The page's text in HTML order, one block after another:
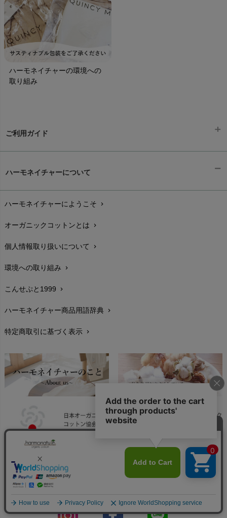
ハーモネイチャーの環境への
取り組み
ご利用ガイド
配送と送料chevron_right
在庫状況と発送予定chevron_right
サイズ・寸法chevron_right
生地・素材chevron_right
お手入れについて
レビューを書こうchevron_right
返品交換chevron_right
FAXでのご注文
お問い合わせchevron_right
ハーモネイチャーについて
ハーモネイチャーにようこそ chevron_right
オーガニックコットンとは chevron_right
個人情報取り扱いについて chevron_right
環境への取り組み chevron_right
こんせぷと1999 chevron_right
ハーモネイチャー商品用語辞典 chevron_right
特定商取引に基づく表示 chevron_right